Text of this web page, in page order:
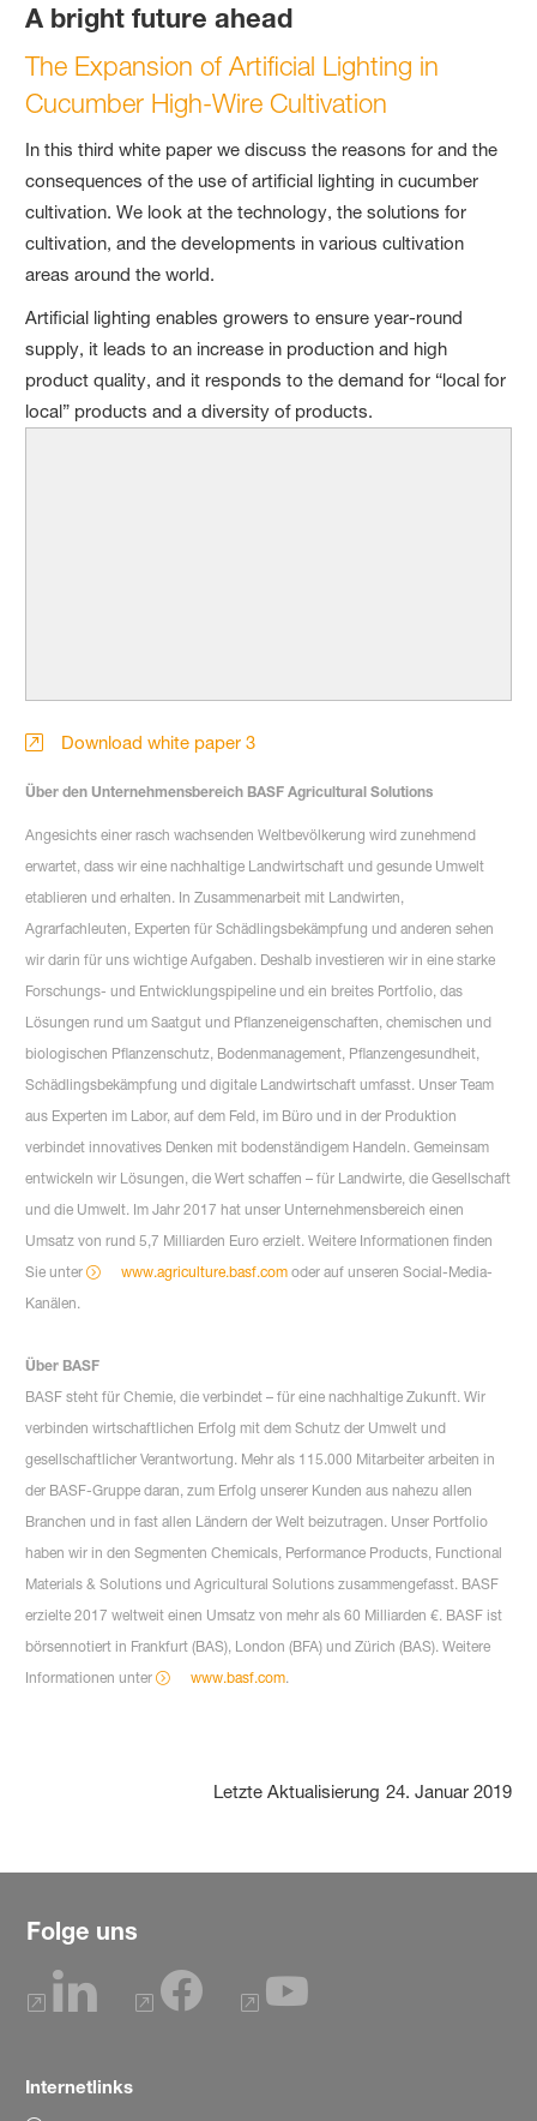
A bright future ahead
The Expansion of Artificial Lighting in
Cucumber High-Wire Cultivation
In this third white paper we discuss the reasons for and the
consequences of the use of artificial lighting in cucumber
cultivation. We look at the technology, the solutions for
cultivation, and the developments in various cultivation
areas around the world.
Artificial lighting enables growers to ensure year-round
supply, it leads to an increase in production and high
product quality, and it responds to the demand for “local for
local” products and a diversity of products.
Download white paper 3
Über den Unternehmensbereich BASF Agricultural Solutions
Angesichts einer rasch wachsenden Weltbevölkerung wird zunehmend
erwartet, dass wir eine nachhaltige Landwirtschaft und gesunde Umwelt
etablieren und erhalten. In Zusammenarbeit mit Landwirten,
Agrarfachleuten, Experten für Schädlingsbekämpfung und anderen sehen
wir darin für uns wichtige Aufgaben. Deshalb investieren wir in eine starke
Forschungs- und Entwicklungspipeline und ein breites Portfolio, das
Lösungen rund um Saatgut und Pflanzeneigenschaften, chemischen und
biologischen Pflanzenschutz, Bodenmanagement, Pflanzengesundheit,
Schädlingsbekämpfung und digitale Landwirtschaft umfasst. Unser Team
aus Experten im Labor, auf dem Feld, im Büro und in der Produktion
verbindet innovatives Denken mit bodenständigem Handeln. Gemeinsam
entwickeln wir Lösungen, die Wert schaffen – für Landwirte, die Gesellschaft
und die Umwelt. Im Jahr 2017 hat unser Unternehmensbereich einen
Umsatz von rund 5,7 Milliarden Euro erzielt. Weitere Informationen finden
Sie unter
www.agriculture.basf.comoder auf unseren Social-Media-
Kanälen.
Über BASF
BASF steht für Chemie, die verbindet – für eine nachhaltige Zukunft. Wir
verbinden wirtschaftlichen Erfolg mit dem Schutz der Umwelt und
gesellschaftlicher Verantwortung. Mehr als 115.000 Mitarbeiter arbeiten in
der BASF-Gruppe daran, zum Erfolg unserer Kunden aus nahezu allen
Branchen und in fast allen Ländern der Welt beizutragen. Unser Portfolio
haben wir in den Segmenten Chemicals, Performance Products, Functional
Materials & Solutions und Agricultural Solutions zusammengefasst. BASF
erzielte 2017 weltweit einen Umsatz von mehr als 60 Milliarden €. BASF ist
börsennotiert in Frankfurt (BAS), London (BFA) und Zürich (BAS). Weitere
Informationen unter
www.basf.com.
Letzte Aktualisierung 24. Januar 2019
Folge uns
Internetlinks